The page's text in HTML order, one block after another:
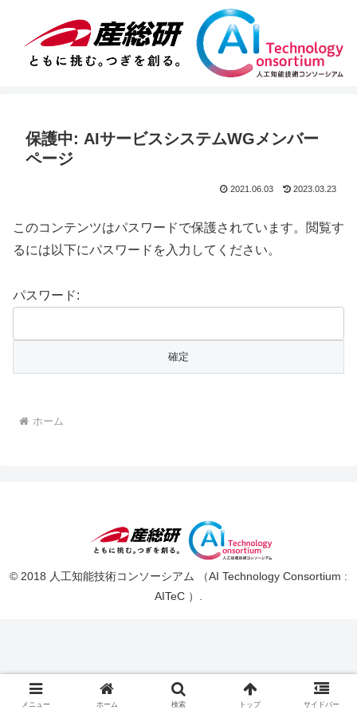
保護中: AIサービスシステムWGメンバー
ページ
2021.06.03 2023.03.23
このコンテンツはパスワードで保護されています。閲覧す
るには以下にパスワードを入力してください。
パスワード:
ホーム
© 2018 人工知能技術コンソーシアム （AI Technology Consortium :
AITeC ）.
メニュー ホーム 検索 トップ サイドバー